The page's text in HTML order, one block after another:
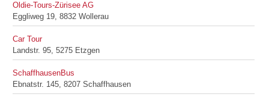
Oldie-Tours-Zürisee AG
Eggliweg 19, 8832 Wollerau
Car Tour
Landstr. 95, 5275 Etzgen
SchaffhausenBus
Ebnatstr. 145, 8207 Schaffhausen